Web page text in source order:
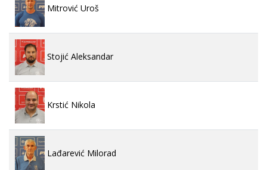
Mitrović Uroš
Stojić Aleksandar
Krstić Nikola
Lađarević Milorad